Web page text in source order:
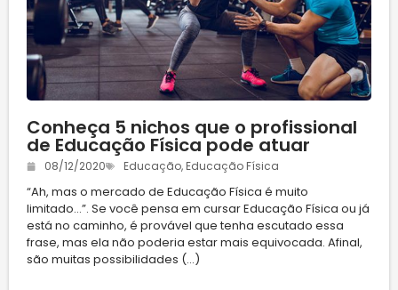
Conheça 5 nichos que o profissional
de Educação Física pode atuar
08/12/2020 Educação, Educação Física
“Ah, mas o mercado de Educação Física é muito
limitado…”. Se você pensa em cursar Educação Física ou já
está no caminho, é provável que tenha escutado essa
frase, mas ela não poderia estar mais equivocada. Afinal,
são muitas possibilidades (...)